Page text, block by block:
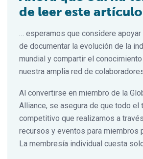
de leer este
… esperamos que considere
de documentar la evolución de la
mundial y compartir el
nuestra amplia red de
Al convertirse en miembro de la
Alliance, se asegura de que todo el
competitivo que realizamos a
recursos y eventos para miembros
La membresía individual cuesta